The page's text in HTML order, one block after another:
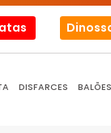
DISFARCES BALÕES